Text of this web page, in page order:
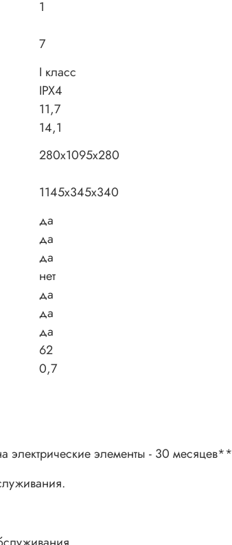
1
7
I класс
IPX4
11,7
14,1
280x1095x280
1145x345x340
да
да
да
нет
да
да
да
62
0,7
электрические элементы - 30 месяцев**